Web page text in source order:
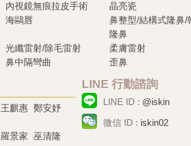
內視鏡無痕拉皮手術
晶亮瓷
海鷗唇
鼻整型/結構式隆鼻/
隆鼻
光纖雷射/除毛雷射
柔膚雷射
鼻中隔彎曲 歪鼻
王麒惠 鄭安妤
羅景家 巫清隆
LINE 行動諮詢
LINE ID : @iskin
微信 ID : iskin02